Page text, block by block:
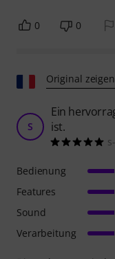
0 0
Original zeigen
S
Ein
ist.
Bedienung
Features
Sound
Verarbeitung